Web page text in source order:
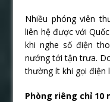
Nhiều phóng viên
liên hệ được với
khi nghe số điện
nướng tới tận trưa.
thường ít khi gọi điện
Phòng riêng chỉ 10